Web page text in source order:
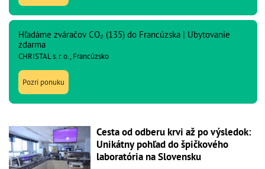
Hľadáme zváračov CO₂ (135) do Francúzska | Ubytovanie
zdarma
CHRISTAL s. r. o., Francúzsko
Pozri ponuku
Cesta od odberu krvi až po výsledok:
Unikátny pohľad do špičkového
laboratória na Slovensku